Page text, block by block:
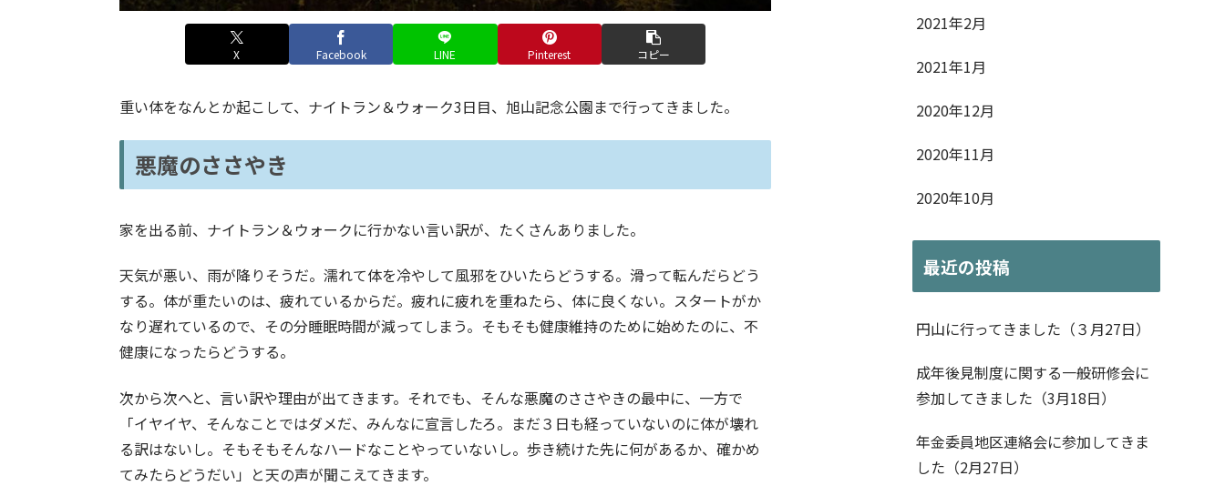
X Facebook LINE Pinterest コピー
重い体をなんとか起こして、ナイトラン＆ウォーク3日目、旭山記念公園まで行ってきました。
悪魔のささやき
家を出る前、ナイトラン＆ウォークに行かない言い訳が、たくさんありました。
天気が悪い、雨が降りそうだ。濡れて体を冷やして風邪をひいたらどうする。滑って転んだらどう
する。体が重たいのは、疲れているからだ。疲れに疲れを重ねたら、体に良くない。スタートがか
なり遅れているので、その分睡眠時間が減ってしまう。そもそも健康維持のために始めたのに、不
健康になったらどうする。
次から次へと、言い訳や理由が出てきます。それでも、そんな悪魔のささやきの最中に、一方で
「イヤイヤ、そんなことではダメだ、みんなに宣言したろ。まだ３日も経っていないのに体が壊れ
る訳はないし。そもそもそんなハードなことやっていないし。歩き続けた先に何があるか、確かめ
てみたらどうだい」と天の声が聞こえてきます。
2021年2月
2021年1月
2020年12月
2020年11月
2020年10月
最近の投稿
円山に行ってきました（３月27日）
成年後見制度に関する一般研修会に
参加してきました（3月18日）
年金委員地区連絡会に参加してきま
した（2月27日）